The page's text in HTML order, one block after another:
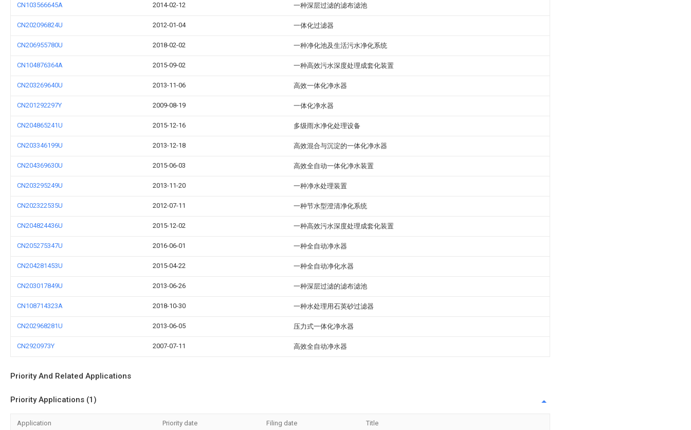
CN103566645A 2014-02-12 一种深层过滤的滤布滤池
CN202096824U 2012-01-04 一体化过滤器
CN206955780U 2018-02-02 一种净化池及生活污水净化系统
CN104876364A 2015-09-02 一种高效污水深度处理成套化装置
CN203269640U 2013-11-06 高效一体化净水器
CN201292297Y 2009-08-19 一体化净水器
CN204865241U 2015-12-16 多级雨水净化处理设备
CN203346199U 2013-12-18 高效混合与沉淀的一体化净水器
CN204369630U 2015-06-03 高效全自动一体化净水装置
CN203295249U 2013-11-20 一种净水处理装置
CN202322535U 2012-07-11 一种节水型澄清净化系统
CN204824436U 2015-12-02 一种高效污水深度处理成套化装置
CN205275347U 2016-06-01 一种全自动净水器
CN204281453U 2015-04-22 一种全自动净化水器
CN203017849U 2013-06-26 一种深层过滤的滤布滤池
CN108714323A 2018-10-30 一种水处理用石英砂过滤器
CN202968281U 2013-06-05 压力式一体化净水器
CN2920973Y 2007-07-11 高效全自动净水器
Priority And Related Applications
Priority Applications (1)
Application Priority date Filing date Title